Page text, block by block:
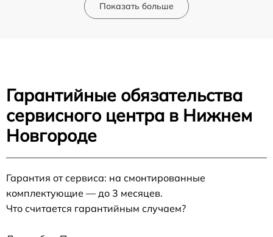
Показать больше
Гарантийные обязательства
сервисного центра в Нижнем
Новгороде
Гарантия от сервиса: на смонтированные
комплектующие — до 3 месяцев.
Что считается гарантийным случаем?